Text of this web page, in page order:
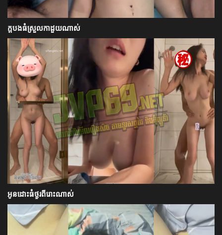
ក្ដបងធំស្រួលកាដួយណាស់
អូនដោះធំថ្ងូរពីរោះណាស់